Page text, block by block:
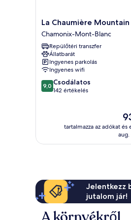
La
Chaumière
Mountain
Lodge
Chamonix-
Mont-
Blanc
La Chaumière
Chamonix-Mont-Blanc
Repülőtéri transzfer
Állatbarát
Ingyenes parkolás
Ingyenes wifi
9.0
ennyiből:
értékelés
9,0 Csodálatos
142 értékelés
Az
ár
tartalmazza az adókat
aug.
Jelentkezz
jutalom jár!